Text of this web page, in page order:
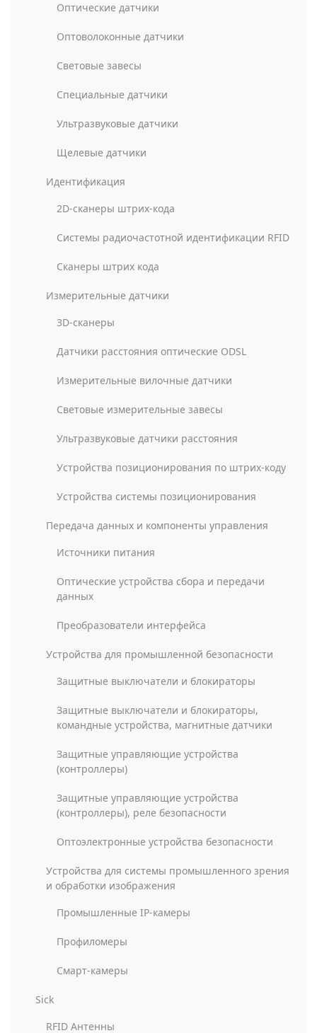
Оптические датчики
Оптоволоконные датчики
Световые завесы
Специальные датчики
Ультразвуковые датчики
Щелевые датчики
Идентификация
2D-сканеры штрих-кода
Системы радиочастотной идентификации RFID
Сканеры штрих кода
Измерительные датчики
3D-сканеры
Датчики расстояния оптические ODSL
Измерительные вилочные датчики
Световые измерительные завесы
Ультразвуковые датчики расстояния
Устройства позиционирования по штрих-коду
Устройства системы позиционирования
Передача данных и компоненты управления
Источники питания
Оптические устройства сбора и передачи
данных
Преобразователи интерфейса
Устройства для промышленной безопасности
Защитные выключатели и блокираторы
Защитные выключатели и блокираторы,
командные устройства, магнитные датчики
Защитные управляющие устройства
(контроллеры)
Защитные управляющие устройства
(контроллеры), реле безопасности
Оптоэлектронные устройства безопасности
Устройства для системы промышленного зрения
и обработки изображения
Промышленные IP-камеры
Профиломеры
Смарт-камеры
Sick
RFID Антенны